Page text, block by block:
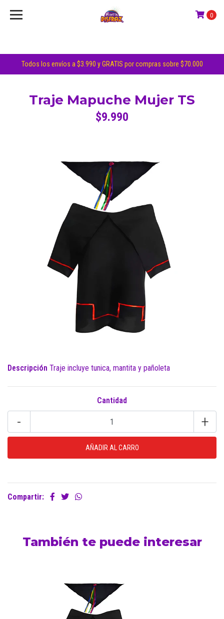
Todos los envíos a $3.990 y GRATIS por compras sobre $70.000
0
Traje Mapuche Mujer TS
$9.990
Descripción Traje incluye tunica, mantita y pañoleta
Cantidad
- +
Compartir:
También te puede interesar